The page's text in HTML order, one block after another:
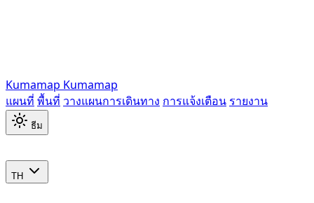
Kumamap Kumamap
แผนที่ พื้นที่ วางแผนการเดินทาง การแจ้งเตือน รายงาน
ธีม
TH